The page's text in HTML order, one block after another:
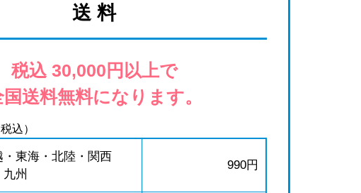
送 料
税込 30,000円以上で
国送料無料になります。
込）
・東海・北陸・関西
州
990円